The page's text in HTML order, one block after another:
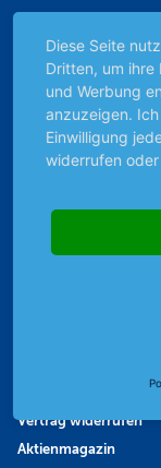
Börsengerüchte
Börsengespräche
Favoriten
Finanzpodcast
Themen & Börse
Abonnement
Vertrag widerrufen
Aktienmagazin
Diese Seite
Dritten, um
und Werbung
anzuzeigen.
Einwilligung
widerrufen